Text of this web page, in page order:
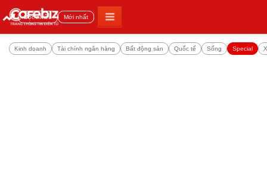
Đọc nhiều Mới nhất
Kinh doanh Tài chính ngân hàng Bất động sản Quốc tế Sống Special